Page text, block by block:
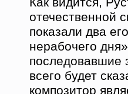
отечественной
показали два
нерабочего
последовавшие
всего будет
композитор